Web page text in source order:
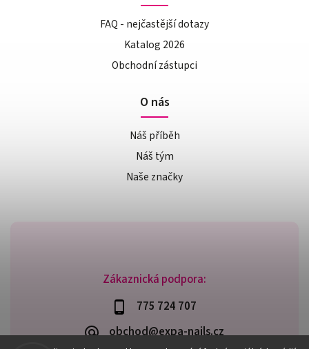
Zákaznická podpora:
775 724 707
obchod@expa-nails.cz
FAQ - nejčastější dotazy
Katalog 2026
Obchodní zástupci
O nás
Náš příběh
Náš tým
Naše značky